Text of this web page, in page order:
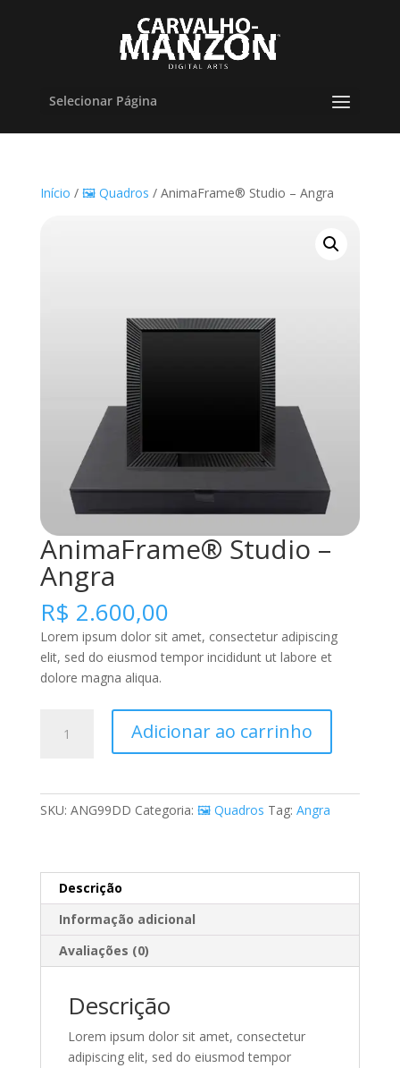
Selecionar Página
Início / 🖼️ Quadros / AnimaFrame® Studio – Angra
AnimaFrame® Studio –
Angra
R$ 2.600,00
Lorem ipsum dolor sit amet, consectetur adipiscing
elit, sed do eiusmod tempor incididunt ut labore et
dolore magna aliqua.
Studio
Adicionar ao carrinho
SKU: ANG99DD Categoria: 🖼️ Quadros Tag: Angra
Descrição
Informação adicional
Avaliações (0)
Descrição
Lorem ipsum dolor sit amet, consectetur
adipiscing elit, sed do eiusmod tempor